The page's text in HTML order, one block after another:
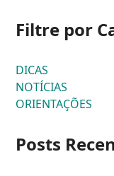
Filtre por
DICAS
NOTÍCIAS
ORIENTAÇÕES
Posts